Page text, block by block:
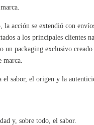
la acción se extendió con
a los principales clientes
un packaging exclusivo creado
el sabor, el origen y la
y, sobre todo, el sabor.